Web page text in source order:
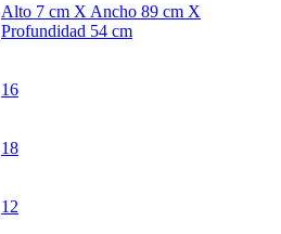
Alto 7 cm X Ancho 89 cm X
Profundidad 54 cm
16
18
12